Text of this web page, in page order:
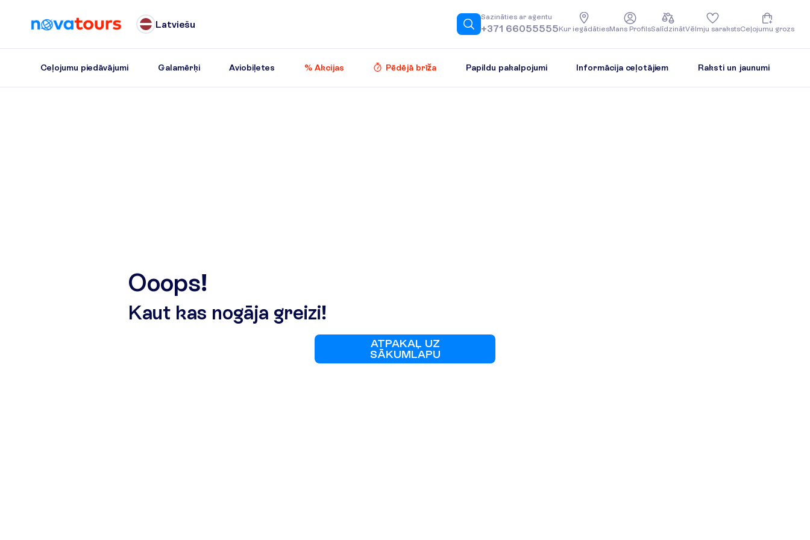
Latviešu
Sazināties ar aģentu
+371 66055555Kur iegādātiesMans ProfilsSalīdzinātVēlmju sarakstsCeļojumu grozs
Ceļojumu piedāvājumi Galamērķi Aviobiļetes % Akcijas Pēdējā brīža Papildu pakalpojumi Informācija ceļotājiem Raksti un jaunumi
Ooops!
Kaut kas nogāja greizi!
ATPAKAĻ UZ
SĀKUMLAPU